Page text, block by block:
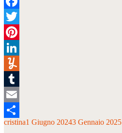
Facebook
Twitter
Pinterest
LinkedIn
Yummly
Tumblr
Email
Condividi
cristina1 Giugno 20243 Gennaio 2025